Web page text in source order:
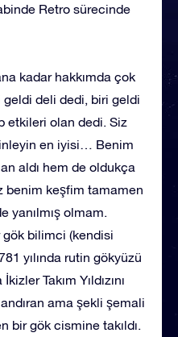
Retro sürecinde
kadar hakkımda çok
geldi deli dedi, biri geldi
etkileri olan dedi. Siz
en iyisi… Benim
aldı hem de oldukça
benim keşfim tamamen
yanılmış olmam.
bilimci (kendisi
yılında rutin gökyüzü
Takım Yıldızını
ama şekli şemali
bir gök cismine takıldı.